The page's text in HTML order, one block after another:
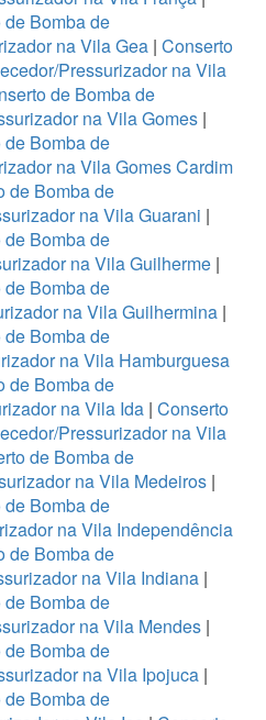
Bomba de
na Vila Gea | Conserto
Pressurizador na Vila
de Bomba de
na Vila Gomes |
Bomba de
na Vila Gomes Cardim
de Bomba de
na Vila Guarani |
Bomba de
na Vila Guilherme|
Bomba de
na Vila Guilhermina |
Bomba de
na Vila Hamburguesa
de Bomba de
na Vila Ida | Conserto
Pressurizador na Vila
de Bomba de
na Vila Medeiros|
Bomba de
na Vila Independência
de Bomba de
na Vila Indiana |
Bomba de
na Vila Mendes |
Bomba de
na Vila Ipojuca|
Bomba de